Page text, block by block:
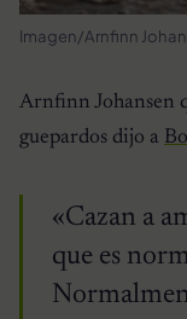
Imagen/Arnfinn
Arnfinn Johansen
guepardos dijo a
«Cazan a
que es